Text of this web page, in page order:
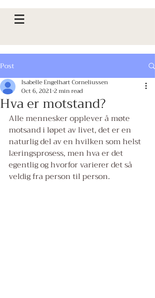
Post
Hva er motstand?
Isabelle Engelhart Corneliussen
Oct 6, 2021 2 min read
Alle mennesker opplever å møte
motsand i løpet av livet, det er en
naturlig del av en hvilken som helst
læringsprosess, men hva er det
egentlig og hvorfor varierer det så
veldig fra person til person.